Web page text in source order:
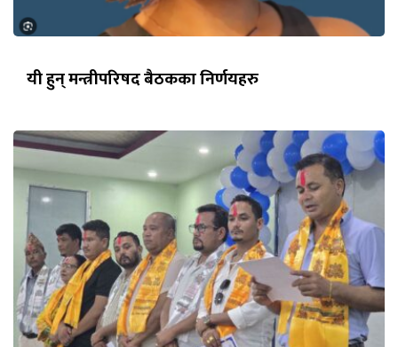
यी हुन् मन्त्रीपरिषद बैठकका निर्णयहरु